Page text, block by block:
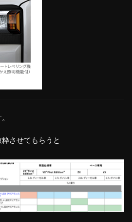
させてもらうと